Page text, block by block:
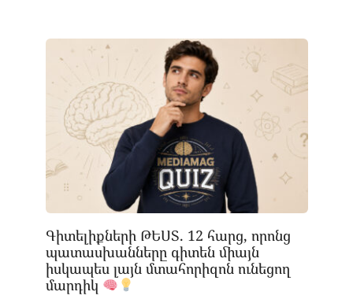
Գիտելիքների ԹԵՍՏ. 12 հարց, որոնց
պատասխանները գիտեն միայն
իսկապես լայն մտահորիզոն ունեցող
մարդիկ